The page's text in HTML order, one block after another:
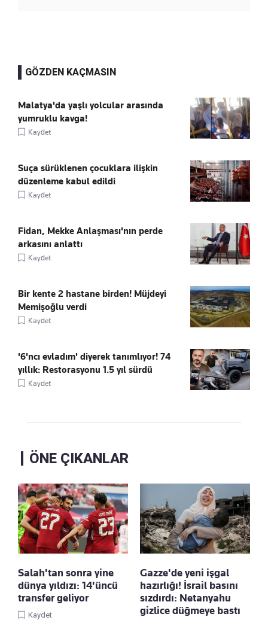
GÖZDEN KAÇMASIN
Malatya'da yaşlı yolcular arasında
yumruklu kavga!
Kaydet
Suça sürüklenen çocuklara ilişkin
düzenleme kabul edildi
Kaydet
Fidan, Mekke Anlaşması'nın perde
arkasını anlattı
Kaydet
Bir kente 2 hastane birden! Müjdeyi
Memişoğlu verdi
Kaydet
'6'ncı evladım' diyerek tanımlıyor! 74
yıllık: Restorasyonu 1.5 yıl sürdü
Kaydet
ÖNE ÇIKANLAR
Salah'tan sonra yine
dünya yıldızı: 14'üncü
transfer geliyor
Kaydet
Gazze'de yeni işgal
hazırlığı! İsrail basını
sızdırdı: Netanyahu
gizlice düğmeye bastı